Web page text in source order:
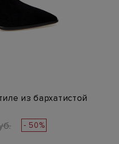
из бархатистой
- 50%